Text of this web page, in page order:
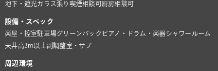
地下・遮光ガラス張り 喫煙相談可 厨房相談可
設備・スペック
楽屋・控室駐車場グリーンバック ピアノ・ドラム・楽器シャワールーム
天井高3m以上副調整室・サブ
周辺環境